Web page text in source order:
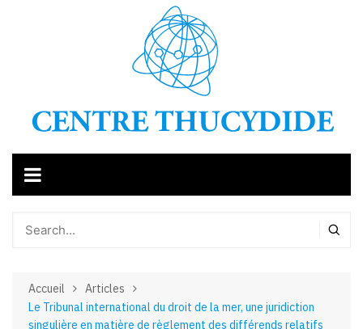
Accueil
Articles
Le Tribunal international du droit de la mer, une juridiction
singulière en matière de règlement des différends relatifs